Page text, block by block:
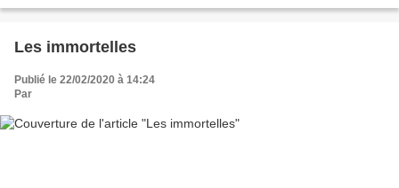
Les immortelles
Publié le 22/02/2020 à 14:24
Par